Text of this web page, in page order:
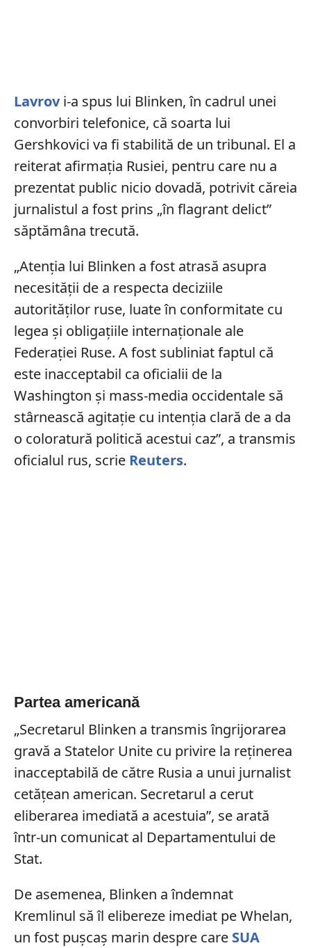
Lavrovi-a spus lui Blinken, în cadrul unei
convorbiri telefonice, că soarta lui
Gershkovici va fi stabilită de un tribunal. El a
reiterat afirmația Rusiei, pentru care nu a
prezentat public nicio dovadă, potrivit căreia
jurnalistul a fost prins „în flagrant delict”
săptămâna trecută.
„Atenția lui Blinken a fost atrasă asupra
necesității de a respecta deciziile
autorităților ruse, luate în conformitate cu
legea și obligațiile internaționale ale
Federației Ruse. A fost subliniat faptul că
este inacceptabil ca oficialii de la
Washington și mass-media occidentale să
stârnească agitație cu intenția clară de a da
o coloratură politică acestui caz”, a transmis
oficialul rus, scrie Reuters.
Partea americană
„Secretarul Blinken a transmis îngrijorarea
gravă a Statelor Unite cu privire la reținerea
inacceptabilă de către Rusia a unui jurnalist
cetățean american. Secretarul a cerut
eliberarea imediată a acestuia”, se arată
într-un comunicat al Departamentului de
Stat.
De asemenea, Blinken a îndemnat
Kremlinul să îl elibereze imediat pe Whelan,
un fost pușcaș marin despre care SUA